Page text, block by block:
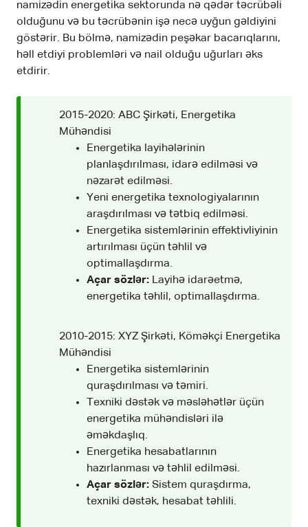
namizədin energetika sektorunda nə qədər təcrübəli
olduğunu və bu təcrübənin işə necə uyğun gəldiyini
göstərir. Bu bölmə, namizədin peşəkar bacarıqlarını,
həll etdiyi problemləri və nail olduğu uğurları əks
etdirir.
2015-2020: ABC Şirkəti, Energetika
Mühəndisi
Energetika layihələrinin
planlaşdırılması, idarə edilməsi və
nəzarət edilməsi.
Yeni energetika texnologiyalarının
araşdırılması və tətbiq edilməsi.
Energetika sistemlərinin effektivliyinin
artırılması üçün təhlil və
optimallaşdırma.
Açar sözlər: Layihə idarəetmə,
energetika təhlil, optimallaşdırma.
2010-2015: XYZ Şirkəti, Köməkçi Energetika
Mühəndisi
Energetika sistemlərinin
quraşdırılması və təmiri.
Texniki dəstək və məsləhətlər üçün
energetika mühəndisləri ilə
əməkdaşlıq.
Energetika hesabatlarının
hazırlanması və təhlil edilməsi.
Açar sözlər: Sistem quraşdırma,
texniki dəstək, hesabat təhlili.